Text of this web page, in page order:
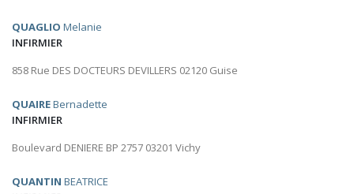
QUAGLIO Melanie
INFIRMIER
858 Rue DES DOCTEURS DEVILLERS 02120 Guise
QUAIREBernadette
INFIRMIER
Boulevard DENIERE BP 2757 03201 Vichy
QUANTIN BEATRICE